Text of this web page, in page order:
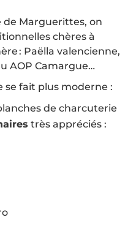
de Marguerittes, on
chères à
: Paëlla valencienne,
AOP Camargue…
se fait plus moderne :
de charcuterie
très appréciés :